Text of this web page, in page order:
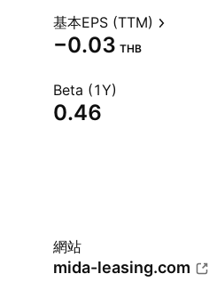
基本EPS (TTM)
−0.03 THB
Beta (1Y)
0.46
網站
mida-leasing.com